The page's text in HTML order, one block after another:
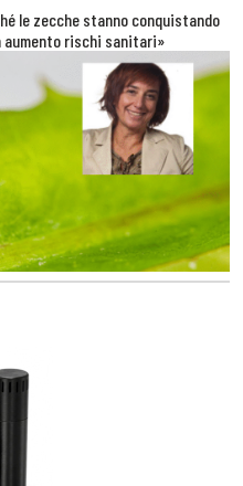
le zecche stanno conquistando
aumento rischi sanitari»